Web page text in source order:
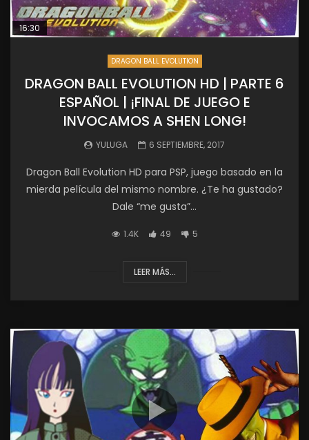
16:30
DRAGON BALL EVOLUTION
DRAGON BALL EVOLUTION HD | PARTE 6
ESPAÑOL | ¡FINAL DE JUEGO E
INVOCAMOS A SHEN LONG!
YULUGA 6 SEPTIEMBRE, 2017
Dragon Ball Evolution HD para PSP, juego basado en la
mierda película del mismo nombre. ¿Te ha gustado?
Dale “me gusta”...
1.4K 49 5
LEER MÁS...